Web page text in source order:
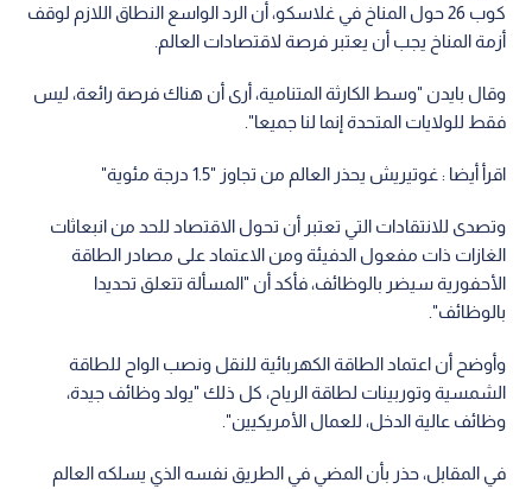
كوب 26 حول المناخ في غلاسكو، أن الرد الواسع النطاق اللازم لوقف
أزمة المناخ يجب أن يعتبر فرصة لاقتصادات العالم.
وقال بايدن "وسط الكارثة المتنامية، أرى أن هناك فرصة رائعة، ليس
فقط للولايات المتحدة إنما لنا جميعا".
اقرأ أيضا : غوتيريش يحذر العالم من تجاوز "1.5 درجة مئوية"
وتصدى للانتقادات التي تعتبر أن تحول الاقتصاد للحد من انبعاثات
الغازات ذات مفعول الدفيئة ومن الاعتماد على مصادر الطاقة
الأحفورية سيضر بالوظائف، فأكد أن "المسألة تتعلق تحديدا
بالوظائف".
وأوضح أن اعتماد الطاقة الكهربائية للنقل ونصب الواح للطاقة
الشمسية وتوربينات لطاقة الرياح، كل ذلك "يولد وظائف جيدة،
وظائف عالية الدخل، للعمال الأمريكيين".
في المقابل، حذر بأن المضي في الطريق نفسه الذي يسلكه العالم